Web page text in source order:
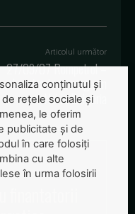
Articolul următor
27/09/07 Rompetrol –
benzinarie cu magazin
Hei in Bulgaria
conținutul și
rețele sociale și
le oferim
publicitate și de
în care folosiți
cu alte
în urma folosirii